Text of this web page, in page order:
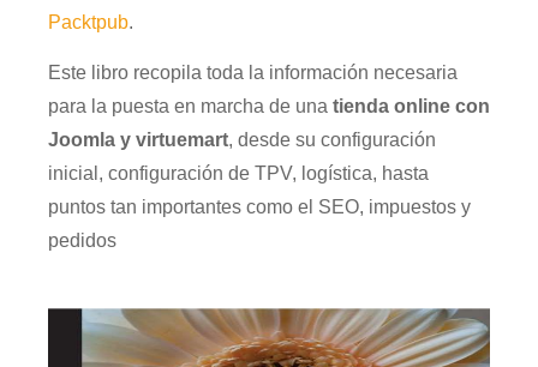
Packtpub.
Este libro recopila toda la información necesaria
para la puesta en marcha de una tienda online con
Joomla y virtuemart, desde su configuración
inicial, configuración de TPV, logística, hasta
puntos tan importantes como el SEO, impuestos y
pedidos